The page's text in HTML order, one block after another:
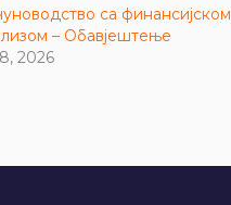
са финансијском
– Обавјештење
8, 2026